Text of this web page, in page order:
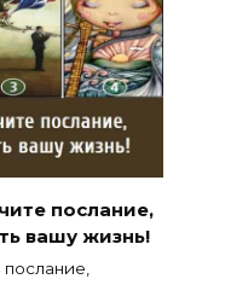
послание,
вашу жизнь!